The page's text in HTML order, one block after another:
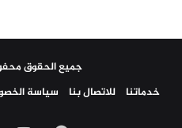
جميع الحقوق
خدماتنا
للاتصال بنا سياسة